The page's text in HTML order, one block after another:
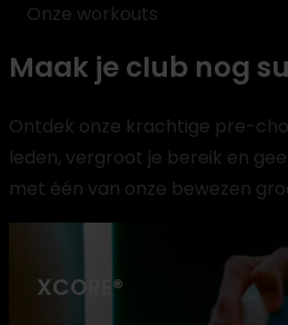
Onze workouts
Maak je club nog
Ontdek onze krachtige pre-
leden, vergroot je bereik en
met één van onze bewezen
XCORE®